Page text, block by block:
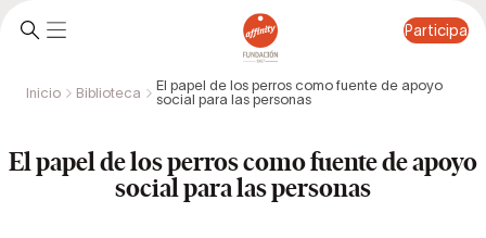
Participa
Inicio Biblioteca
El papel de los perros como fuente de apoyo
social para las personas
El papel de los perros como fuente de apoyo
social para las personas